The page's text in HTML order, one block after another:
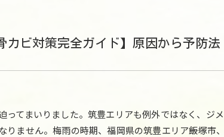
カビ対策完全ガイド】原因から予防
ってまいりました。筑豊エリアも例外ではなく、
りません。梅雨の時期、福岡県の筑豊エリア――飯塚